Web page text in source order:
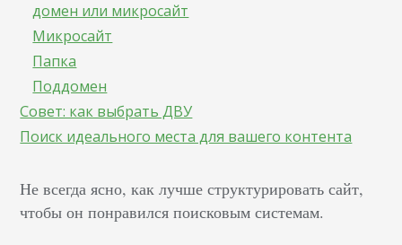
домен или микросайт
Микросайт
Папка
Поддомен
Совет: как выбрать ДВУ
Поиск идеального места для вашего контента
Не всегда ясно, как лучше структурировать сайт,
чтобы он понравился поисковым системам.